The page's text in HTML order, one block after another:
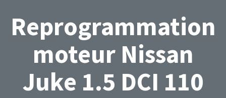
Reprogrammation
moteur Nissan
Juke 1.5 DCI 110